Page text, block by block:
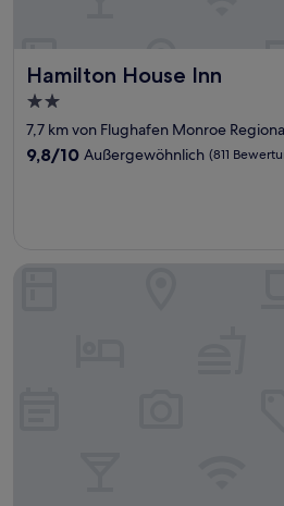
Hamilton House Inn
Hamilton House Inn
2.0-
Sterne-
Unterkunft
7,7 km von Flughafen Monroe
9.8
9,8/10 Außergewöhnlich (811